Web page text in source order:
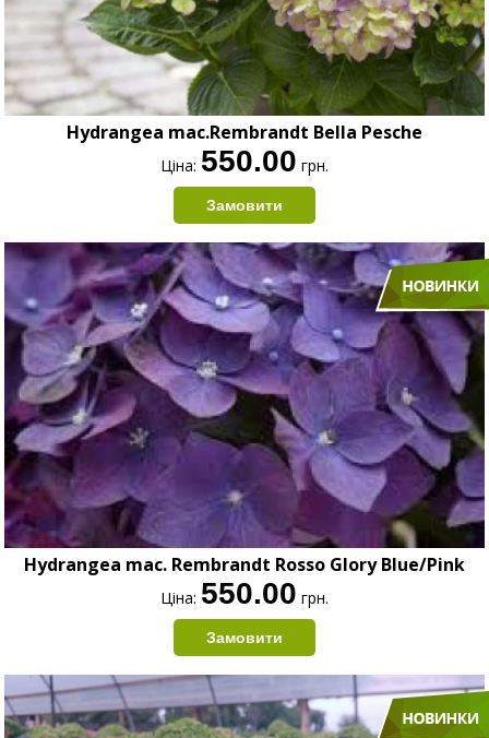
Hydrangea mac.Rembrandt Bella Pesche
Ціна: 550.00 грн.
Hydrangea mac. Rembrandt Rosso Glory Blue/Pink
Ціна: 550.00 грн.